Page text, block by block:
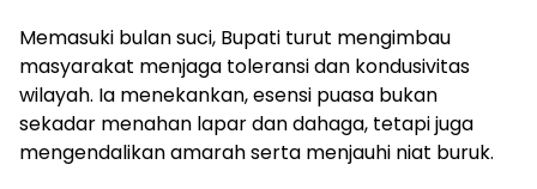
Memasuki bulan suci, Bupati turut mengimbau
masyarakat menjaga toleransi dan kondusivitas
wilayah. Ia menekankan, esensi puasa bukan
sekadar menahan lapar dan dahaga, tetapi juga
mengendalikan amarah serta menjauhi niat buruk.